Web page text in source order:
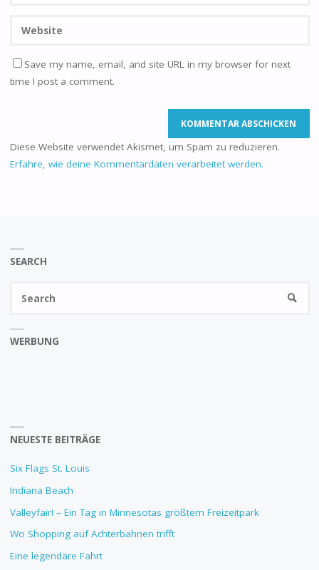
Save my name, email, and site URL in my browser for next
time I post a comment.
Diese Website verwendet Akismet, um Spam zu reduzieren.
Erfahre, wie deine Kommentardaten verarbeitet werden.
SEARCH
WERBUNG
NEUESTE BEITRÄGE
Six Flags St. Louis
Indiana Beach
Valleyfair! – Ein Tag in Minnesotas größtem Freizeitpark
Wo Shopping auf Achterbahnen trifft
Eine legendäre Fahrt